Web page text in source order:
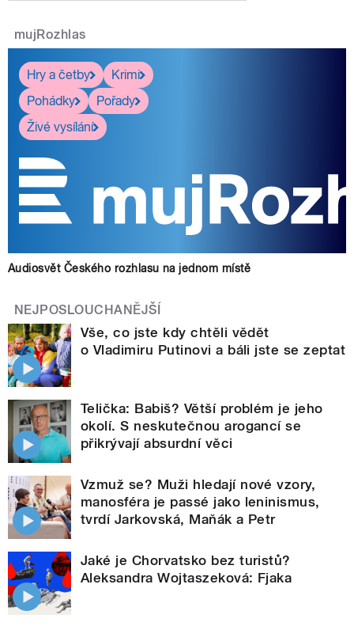
mujRozhlas
Hry a četby
Krimi
Pohádky
Pořady
Živé vysílání
Audiosvět Českého rozhlasu na jednom místě
NEJPOSLOUCHANĚJŠÍ
Vše, co jste kdy chtěli vědět
o Vladimiru Putinovi a báli jste se zeptat
Telička: Babiš? Větší problém je jeho
okolí. S neskutečnou arogancí se
přikrývají absurdní věci
Vzmuž se? Muži hledají nové vzory,
manosféra je passé jako leninismus,
tvrdí Jarkovská, Maňák a Petr
Jaké je Chorvatsko bez turistů?
Aleksandra Wojtaszeková: Fjaka